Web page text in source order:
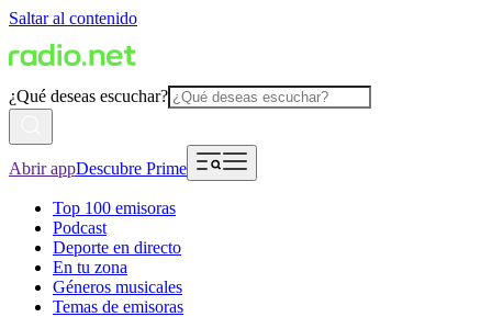
Saltar al contenido
¿Qué deseas escuchar?
Abrir appDescubre Prime
Top 100 emisoras
Podcast
Deporte en directo
En tu zona
Géneros musicales
Temas de emisoras